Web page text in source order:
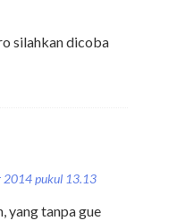
silahkan dicoba
2014 pukul 13.13
yang tanpa gue